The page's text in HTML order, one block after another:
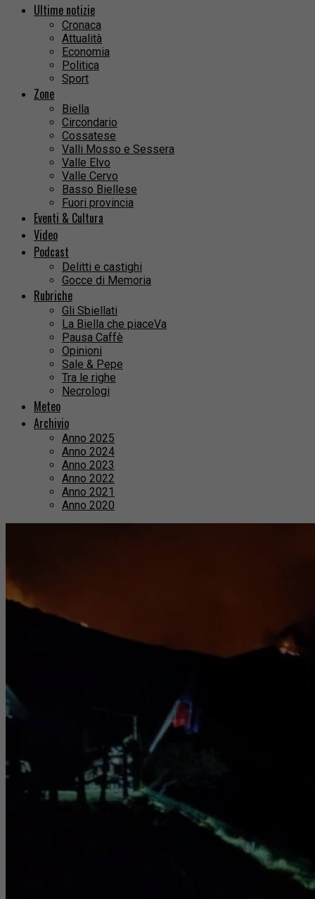
Ultime notizie
Cronaca
Attualità
Economia
Politica
Sport
Zone
Biella
Circondario
Cossatese
Valli Mosso e Sessera
Valle Elvo
Valle Cervo
Basso Biellese
Fuori provincia
Eventi & Cultura
Video
Podcast
Delitti e castighi
Gocce di Memoria
Rubriche
Gli Sbiellati
La Biella che piaceVa
Pausa Caffè
Opinioni
Sale & Pepe
Tra le righe
Necrologi
Meteo
Archivio
Anno 2025
Anno 2024
Anno 2023
Anno 2022
Anno 2021
Anno 2020